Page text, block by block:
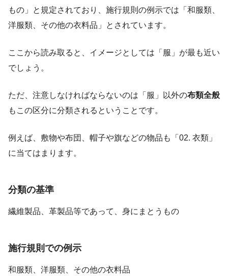
もの」と規定されており、施行規則の例示では「和服類、
洋服類、その他の衣料品」とされています。
ここから読み取ると、イメージとしては「服」が最も近い
でしょう。
ただ、注意しなければならないのは「服」以外の布類全般
もこの区分に分類されるということです。
例えば、敷物や布団、帽子や旗などの物品も「02. 衣類」
に当てはまります。
分類の基準
繊維製品、革製品等であって、身にまとうもの
施行規則での例示
和服類、洋服類、その他の衣料品